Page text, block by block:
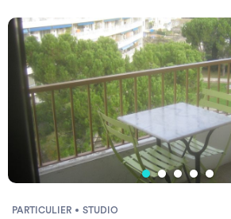
n'est pas soumise à l'encadrement des loyers. Barème
honoraires de location : Zone très tendue :
tendue : 10,09 €/m² TTC Zone non
des lieux : 3,03 €/m² TTC Mentions légales agence : SARL MRZ
Carte professionnelle n° : CPI75012015000000390
CCI de Paris Île-de-France Organisme garant : SOCAF, 26 avenue
de Suffren, 75015 PARIS
électrique et ballon d’eau chaude
PARTICULIER STUDIO